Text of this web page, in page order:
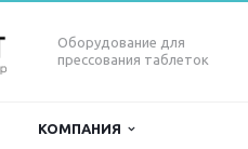
Оборудование для
прессования таблеток
КОМПАНИЯ